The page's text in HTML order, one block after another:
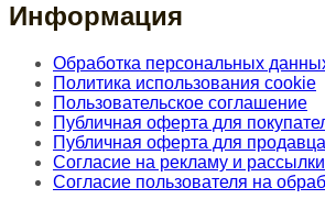
Информация
Обработка персональных
Политика использования cookie
Пользовательское соглашение
Публичная оферта для
Публичная оферта для продавца
Согласие на рекламу и рассылки
Согласие пользователя на